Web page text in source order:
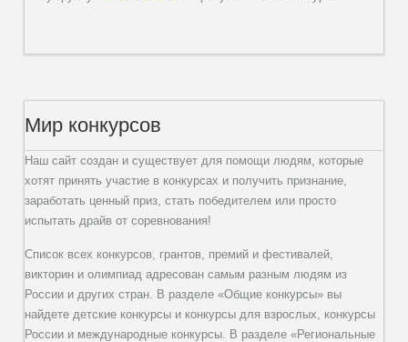
Мир конкурсов
Наш сайт создан и существует для помощи людям, которые
хотят принять участие в конкурсах и получить признание,
заработать ценный приз, стать победителем или просто
испытать драйв от соревнования!
Список всех конкурсов, грантов, премий и фестивалей,
викторин и олимпиад адресован самым разным людям из
России и других стран. В разделе «Общие конкурсы» вы
найдете детские конкурсы и конкурсы для взрослых, конкурсы
России и международные конкурсы. В разделе «Региональные